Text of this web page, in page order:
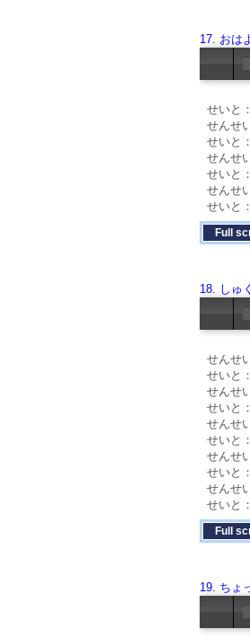
17. おは
せいと
せんせ
せいと
せんせ
せい
せんせ
せいと
Full
18. しゅ
せん
せいと
せんせ
せいと
せんせ
せいと
せんせ
せいと
せん
せいと
Full
19. ちょ